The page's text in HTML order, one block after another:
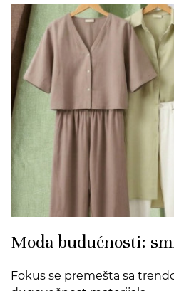
Moda budućnosti:
Fokus se premešta sa